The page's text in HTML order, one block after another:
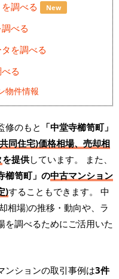
調べる New
べる
を調べる
る
物件情報
修のもと 「中堂寺櫛笥町」
同住宅)価格相場、売却相
を提供しています。 また、
櫛笥町」の中古マンション
)することもできます。 中
相場)の推移・動向や、ラ
を調べるためにご活用いた
ンションの取引事例は3件